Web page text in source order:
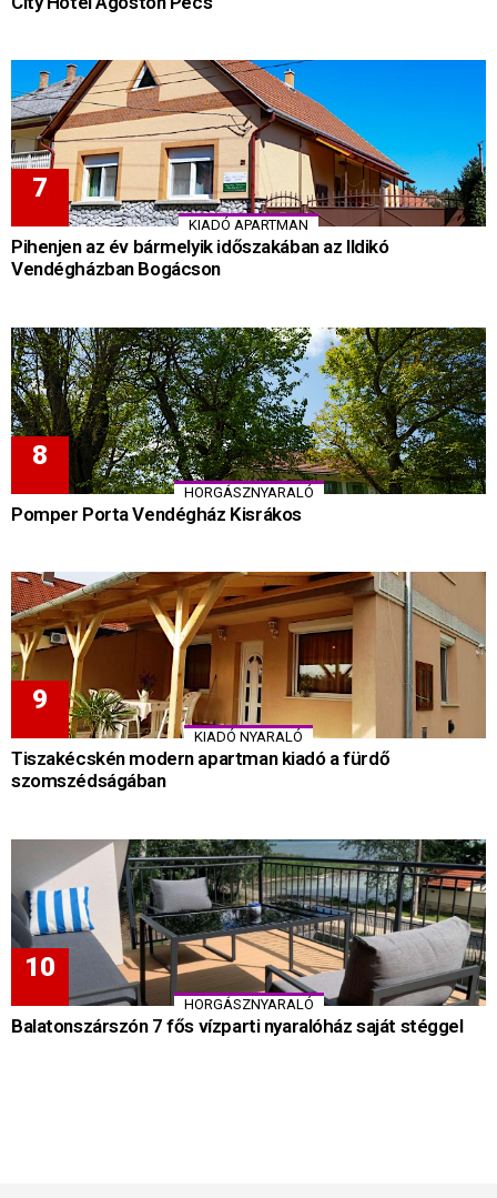
KIADÓ APARTMAN
Pihenjen az év bármelyik időszakában az Ildikó
Vendégházban Bogácson
HORGÁSZNYARALÓ
Pomper Porta Vendégház Kisrákos
KIADÓ NYARALÓ
Tiszakécskén modern apartman kiadó a fürdő
szomszédságában
HORGÁSZNYARALÓ
Balatonszárszón 7 fős vízparti nyaralóház saját stéggel